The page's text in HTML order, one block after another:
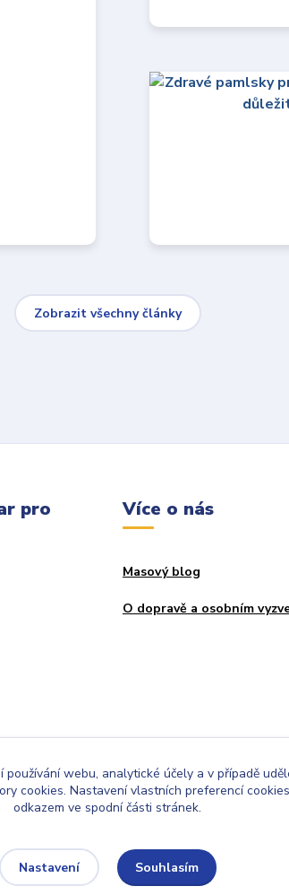
Zobrazit všechny články
pro
Více o nás
Masový blog
O dopravě a osobním
Upravit sběr cookies.
používání webu, analytické účely a v případě
cookies. Nastavení vlastních preferencí
odkazem ve spodní části stránek.
Nastavení Souhlasím